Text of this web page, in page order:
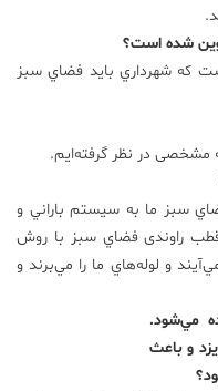
شده است؟
شهرداري بايد فضاي سبز
در نظر گرفته‌ایم.
سبز ما به سيستم باراني و
راوندی فضاي سبز با روش
و لوله‌هاي ما را مي‌برند و
مي‌شود.
و باعث